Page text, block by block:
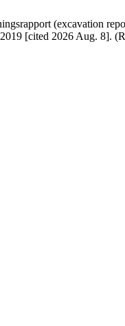
(excavation
[cited 2026 Aug. 8].